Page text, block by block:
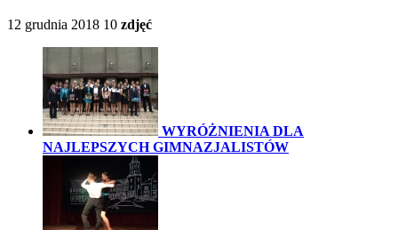
12 grudnia 2018 10 zdjęć
WYRÓŻNIENIA DLA
NAJLEPSZYCH GIMNAZJALISTÓW